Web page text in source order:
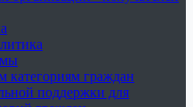
категориям граждан
поддержки для